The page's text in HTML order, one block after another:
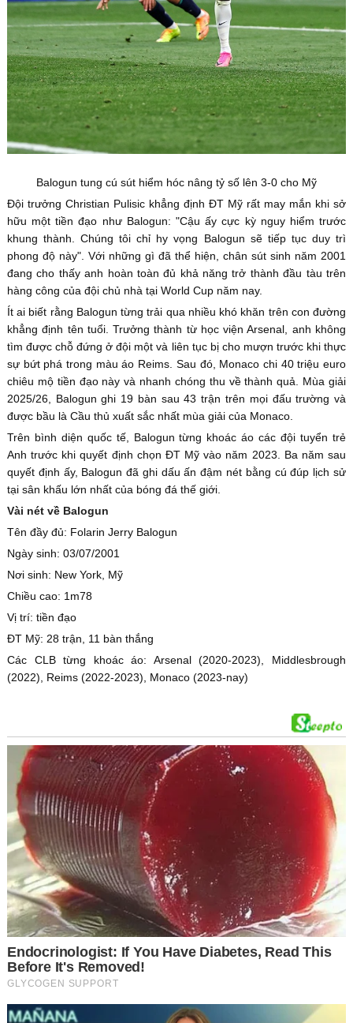
Balogun tung cú sút hiểm hóc nâng tỷ số lên 3-0 cho Mỹ
Đội trưởng Christian Pulisic khẳng định ĐT Mỹ rất may mắn khi sở
hữu một tiền đạo như Balogun: "Cậu ấy cực kỳ nguy hiểm trước
khung thành. Chúng tôi chỉ hy vọng Balogun sẽ tiếp tục duy trì
phong độ này". Với những gì đã thể hiện, chân sút sinh năm 2001
đang cho thấy anh hoàn toàn đủ khả năng trở thành đầu tàu trên
hàng công của đội chủ nhà tại World Cup năm nay.
Ít ai biết rằng Balogun từng trải qua nhiều khó khăn trên con đường
khẳng định tên tuổi. Trưởng thành từ học viện Arsenal, anh không
tìm được chỗ đứng ở đội một và liên tục bị cho mượn trước khi thực
sự bứt phá trong màu áo Reims. Sau đó, Monaco chi 40 triệu euro
chiêu mộ tiền đạo này và nhanh chóng thu về thành quả. Mùa giải
2025/26, Balogun ghi 19 bàn sau 43 trận trên mọi đấu trường và
được bầu là Cầu thủ xuất sắc nhất mùa giải của Monaco.
Trên bình diện quốc tế, Balogun từng khoác áo các đội tuyển trẻ
Anh trước khi quyết định chọn ĐT Mỹ vào năm 2023. Ba năm sau
quyết định ấy, Balogun đã ghi dấu ấn đậm nét bằng cú đúp lịch sử
tại sân khấu lớn nhất của bóng đá thế giới.
Vài nét về Balogun
Tên đầy đủ: Folarin Jerry Balogun
Ngày sinh: 03/07/2001
Nơi sinh: New York, Mỹ
Chiều cao: 1m78
Vị trí: tiền đạo
ĐT Mỹ: 28 trận, 11 bàn thắng
Các CLB từng khoác áo: Arsenal (2020-2023), Middlesbrough
(2022), Reims (2022-2023), Monaco (2023-nay)